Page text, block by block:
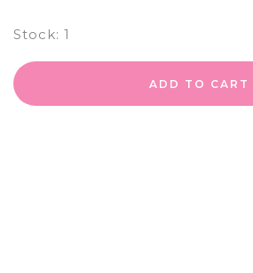
Stock: 1
ADD TO CART